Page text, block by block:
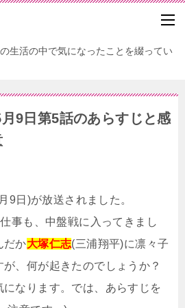
生活の中で気になったことを綴ってい
月9日第5話のあらすじと感
9日)が放送されました。
事も、中盤戦に入ってきまし
だか大塚仁志(三浦翔平)に凛々子
、何が起きたのでしょうか？
なります。では、あらすじを